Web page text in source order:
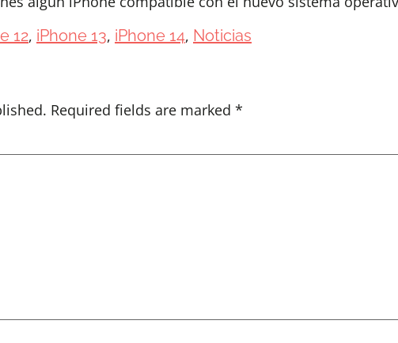
12, iPhone 13, iPhone 14, Noticias
Required fields are marked *